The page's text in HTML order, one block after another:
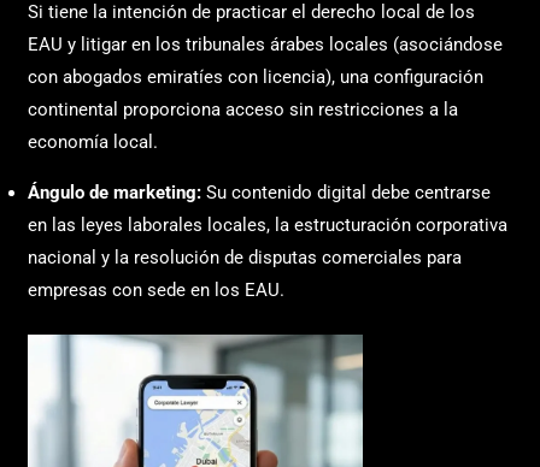
Si tiene la intención de practicar el derecho local de los
EAU y litigar en los tribunales árabes locales (asociándose
con abogados emiratíes con licencia), una configuración
continental proporciona acceso sin restricciones a la
economía local.
Ángulo de marketing: Su contenido digital debe centrarse
en las leyes laborales locales, la estructuración corporativa
nacional y la resolución de disputas comerciales para
empresas con sede en los EAU.